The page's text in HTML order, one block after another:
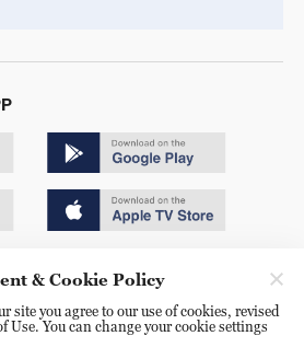
号
& Cookie Policy
site you agree to our use of cookies, revised
Use. You can change your cookie settings